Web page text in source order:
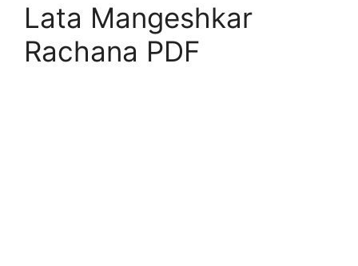
Lata Mangeshkar
Rachana PDF